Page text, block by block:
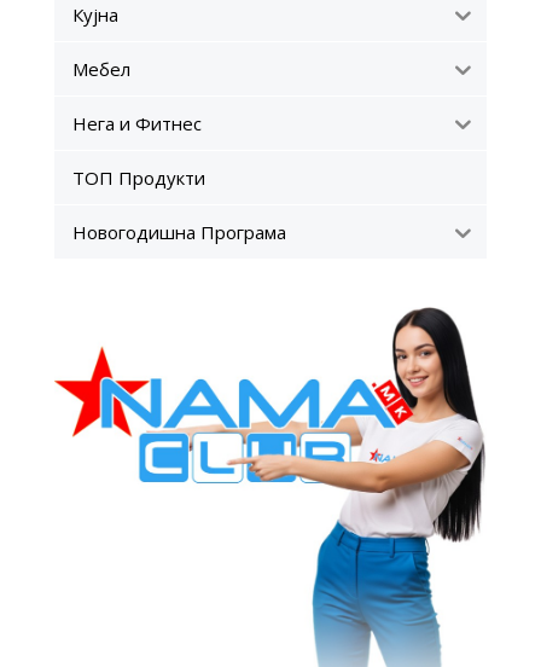
Кујна
Мебел
Нега и Фитнес
ТОП Продукти
Новогодишна Програма